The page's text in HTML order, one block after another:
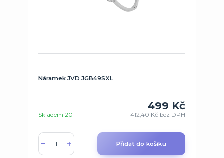
Náramek JVD JGB49SXL
499 Kč
412,40 Kč bez DPH
Skladem 20
Přidat do košíku